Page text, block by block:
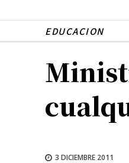
EDUCACION
3 DICIEMBRE 2011